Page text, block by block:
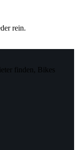
rein.
finden, Bikes